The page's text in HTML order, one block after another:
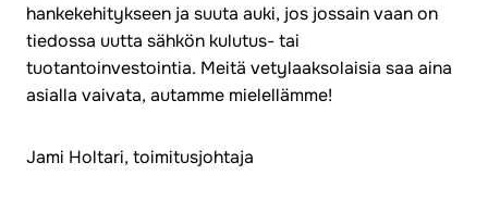
hankekehitykseen ja suuta auki, jos jossain vaan on
tiedossa uutta sähkön kulutus- tai
tuotantoinvestointia. Meitä vetylaaksolaisia saa aina
asialla vaivata, autamme mielellämme!
Jami Holtari, toimitusjohtaja